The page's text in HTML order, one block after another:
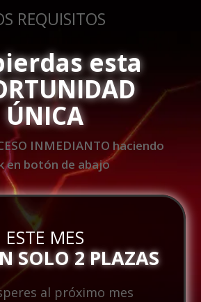
REQUISITOS
esta
ÚNICA
INMEDIANTO haciendo
en botón de abajo
ESTE MES
SOLO 2 PLAZAS
al próximo mes